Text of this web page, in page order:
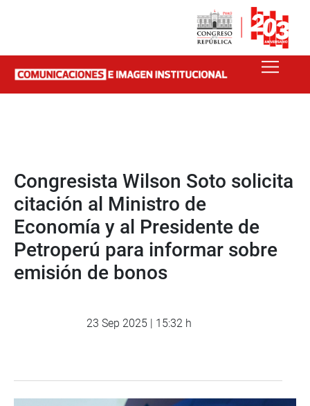
Congresista Wilson Soto solicita
citación al Ministro de
Economía y al Presidente de
Petroperú para informar sobre
emisión de bonos
23 Sep 2025 | 15:32 h